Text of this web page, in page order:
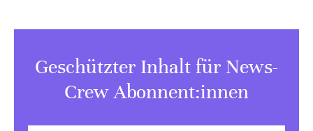
Geschützter Inhalt für News-
Crew Abonnent:innen